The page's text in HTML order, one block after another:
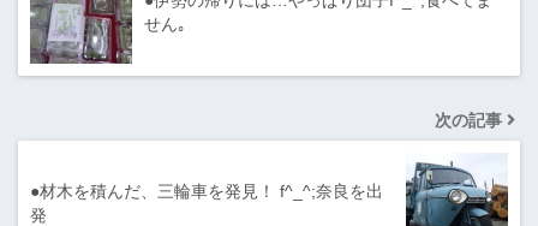
せん｡
次の記事
●材木を積んだ、三輪車を発見！ f^_^;奈良を出
発